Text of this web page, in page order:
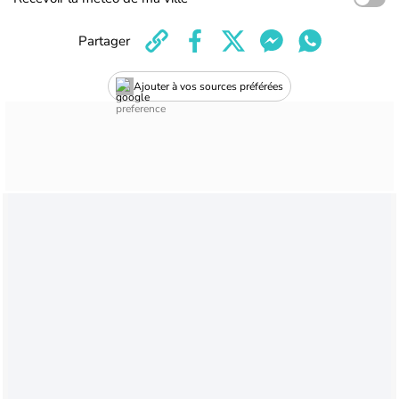
Ajouter à vos sources préférées
Partager